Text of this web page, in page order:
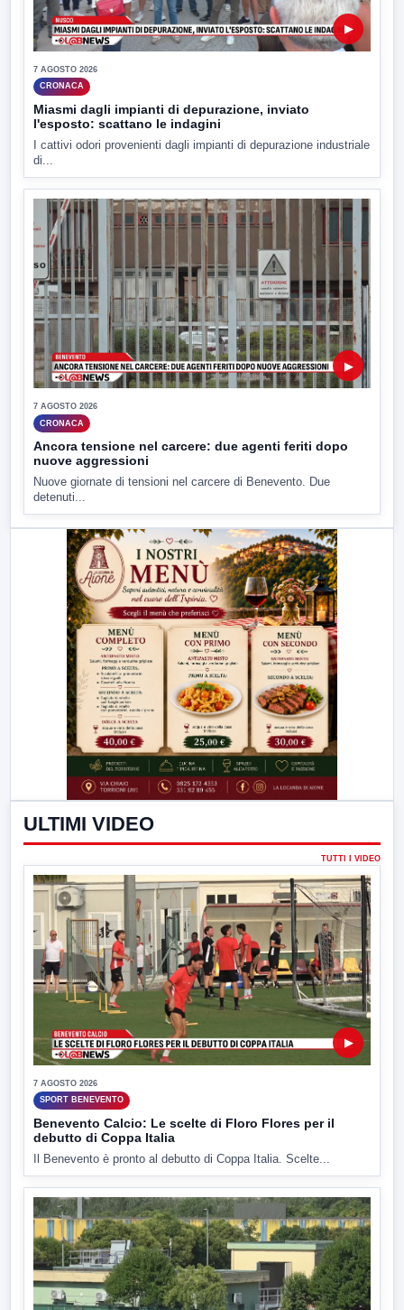
▶
7 AGOSTO 2026
CRONACA
Miasmi dagli impianti di depurazione, inviato
l'esposto: scattano le indagini
I cattivi odori provenienti dagli impianti di depurazione industriale
di...
▶
7 AGOSTO 2026
CRONACA
Ancora tensione nel carcere: due agenti feriti dopo
nuove aggressioni
Nuove giornate di tensioni nel carcere di Benevento. Due
detenuti...
ULTIMI VIDEO
TUTTI I VIDEO
▶
7 AGOSTO 2026
SPORT BENEVENTO
Benevento Calcio: Le scelte di Floro Flores per il
debutto di Coppa Italia
Il Benevento è pronto al debutto di Coppa Italia. Scelte...